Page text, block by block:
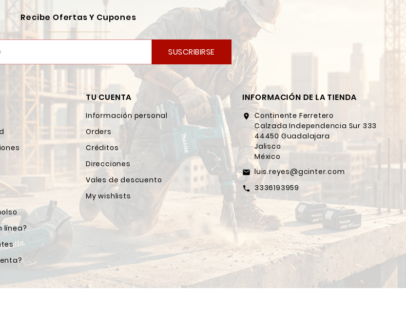
Recibe Ofertas Y Cupones
SUSCRIBIRSE
línea?
TU CUENTA
Información personal
Orders
Créditos
Direcciones
Vales de descuento
My wishlists
INFORMACIÓN DE LA TIENDA
location_on Continente Ferretero
Calzada Independencia Sur 333
44450 Guadalajara
Jalisco
México
email luis.reyes@gcinter.com
call 3336193959